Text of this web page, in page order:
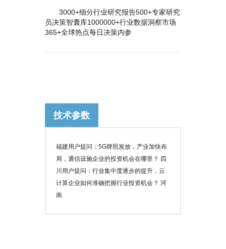
3000+细分行业研究报告500+专家研究
员决策智囊库1000000+行业数据洞察市场
365+全球热点每日决策内参
技术参数
福建用户提问：5G牌照发放，产业加快布
局，通信设施企业的投资机会在哪里？ 四
川用户提问：行业集中度逐步的提升，云
计算企业如何准确把握行业投资机会？ 河
南